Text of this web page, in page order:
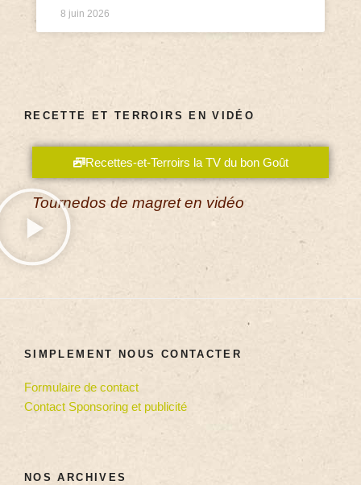
8 juin 2026
RECETTE ET TERROIRS EN VIDÉO
Recettes-et-Terroirs la TV du bon Goût
Tournedos de magret en vidéo
SIMPLEMENT NOUS CONTACTER
Formulaire de contact
Contact Sponsoring et publicité
NOS ARCHIVES